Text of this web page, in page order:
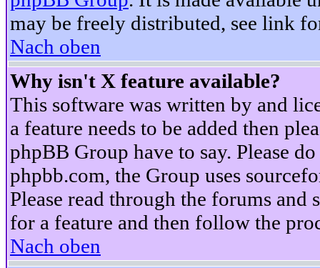
may be freely distributed, see link
Nach oben
Why isn't X feature available?
This software was written by and
a feature needs to be added then
phpBB Group have to say. Please
phpbb.com, the Group uses
Please read through the forums
for a feature and then follow the
Nach oben